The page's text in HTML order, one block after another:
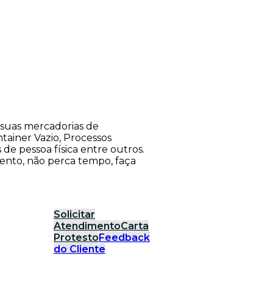
mercadorias de
Vazio, Processos
de pessoa física entre outros.
não perca tempo, faça
Solicitar
AtendimentoCarta
ProtestoFeedback
do Cliente